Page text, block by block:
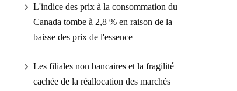
L'indice des prix à la consommation du
Canada tombe à 2,8 % en raison de la
baisse des prix de l'essence
Les filiales non bancaires et la fragilité
cachée de la réallocation des marchés